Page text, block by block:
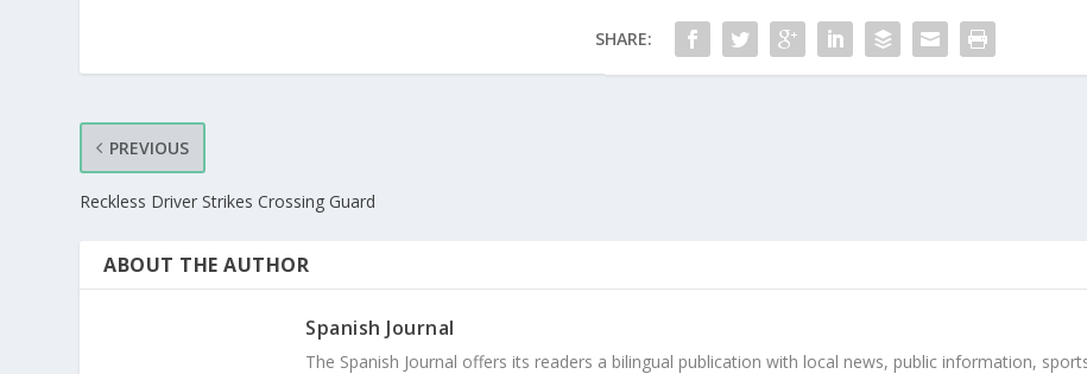
SHARE:
PREVIOUS
Reckless Driver Strikes Crossing Guard
ABOUT THE AUTHOR
Spanish Journal
The Spanish Journal offers its readers a bilingual publication with local news, public information,